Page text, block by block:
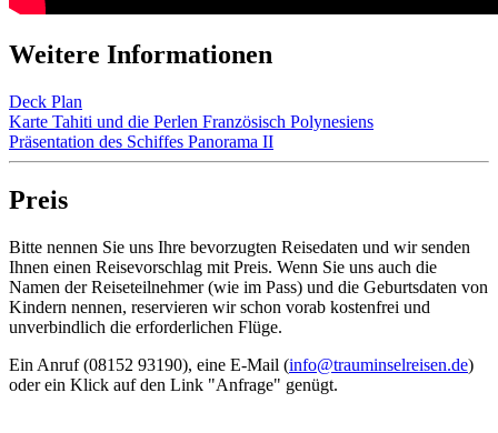
Weitere Informationen
Deck Plan
Karte Tahiti und die Perlen Französisch Polynesiens
Präsentation des Schiffes Panorama II
Preis
Bitte nennen Sie uns Ihre bevorzugten Reisedaten und wir senden
Ihnen einen Reisevorschlag mit Preis. Wenn Sie uns auch die
Namen der Reiseteilnehmer (wie im Pass) und die Geburtsdaten von
Kindern nennen, reservieren wir schon vorab kostenfrei und
unverbindlich die erforderlichen Flüge.
Ein Anruf (08152 93190), eine E-Mail (info@trauminselreisen.de)
oder ein Klick auf den Link "Anfrage" genügt.